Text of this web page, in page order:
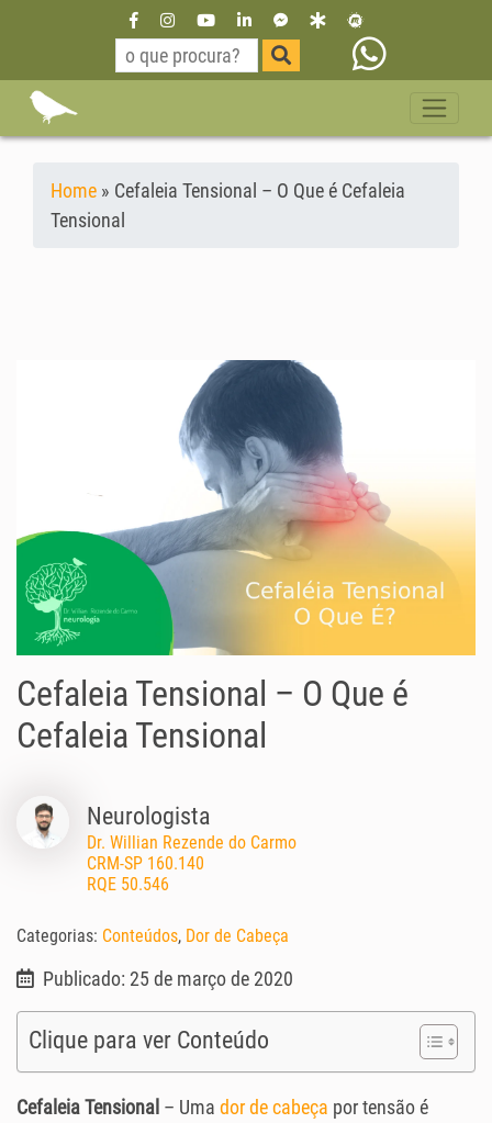
Home » Cefaleia Tensional – O Que é Cefaleia
Tensional
Cefaleia Tensional – O Que é
Cefaleia Tensional
Neurologista
Dr. Willian Rezende do Carmo
CRM-SP 160.140
RQE 50.546
Categorias: Conteúdos, Dor de Cabeça
Publicado: 25 de março de 2020
Clique para ver Conteúdo
Cefaleia Tensional – Uma dor de cabeça por tensão é